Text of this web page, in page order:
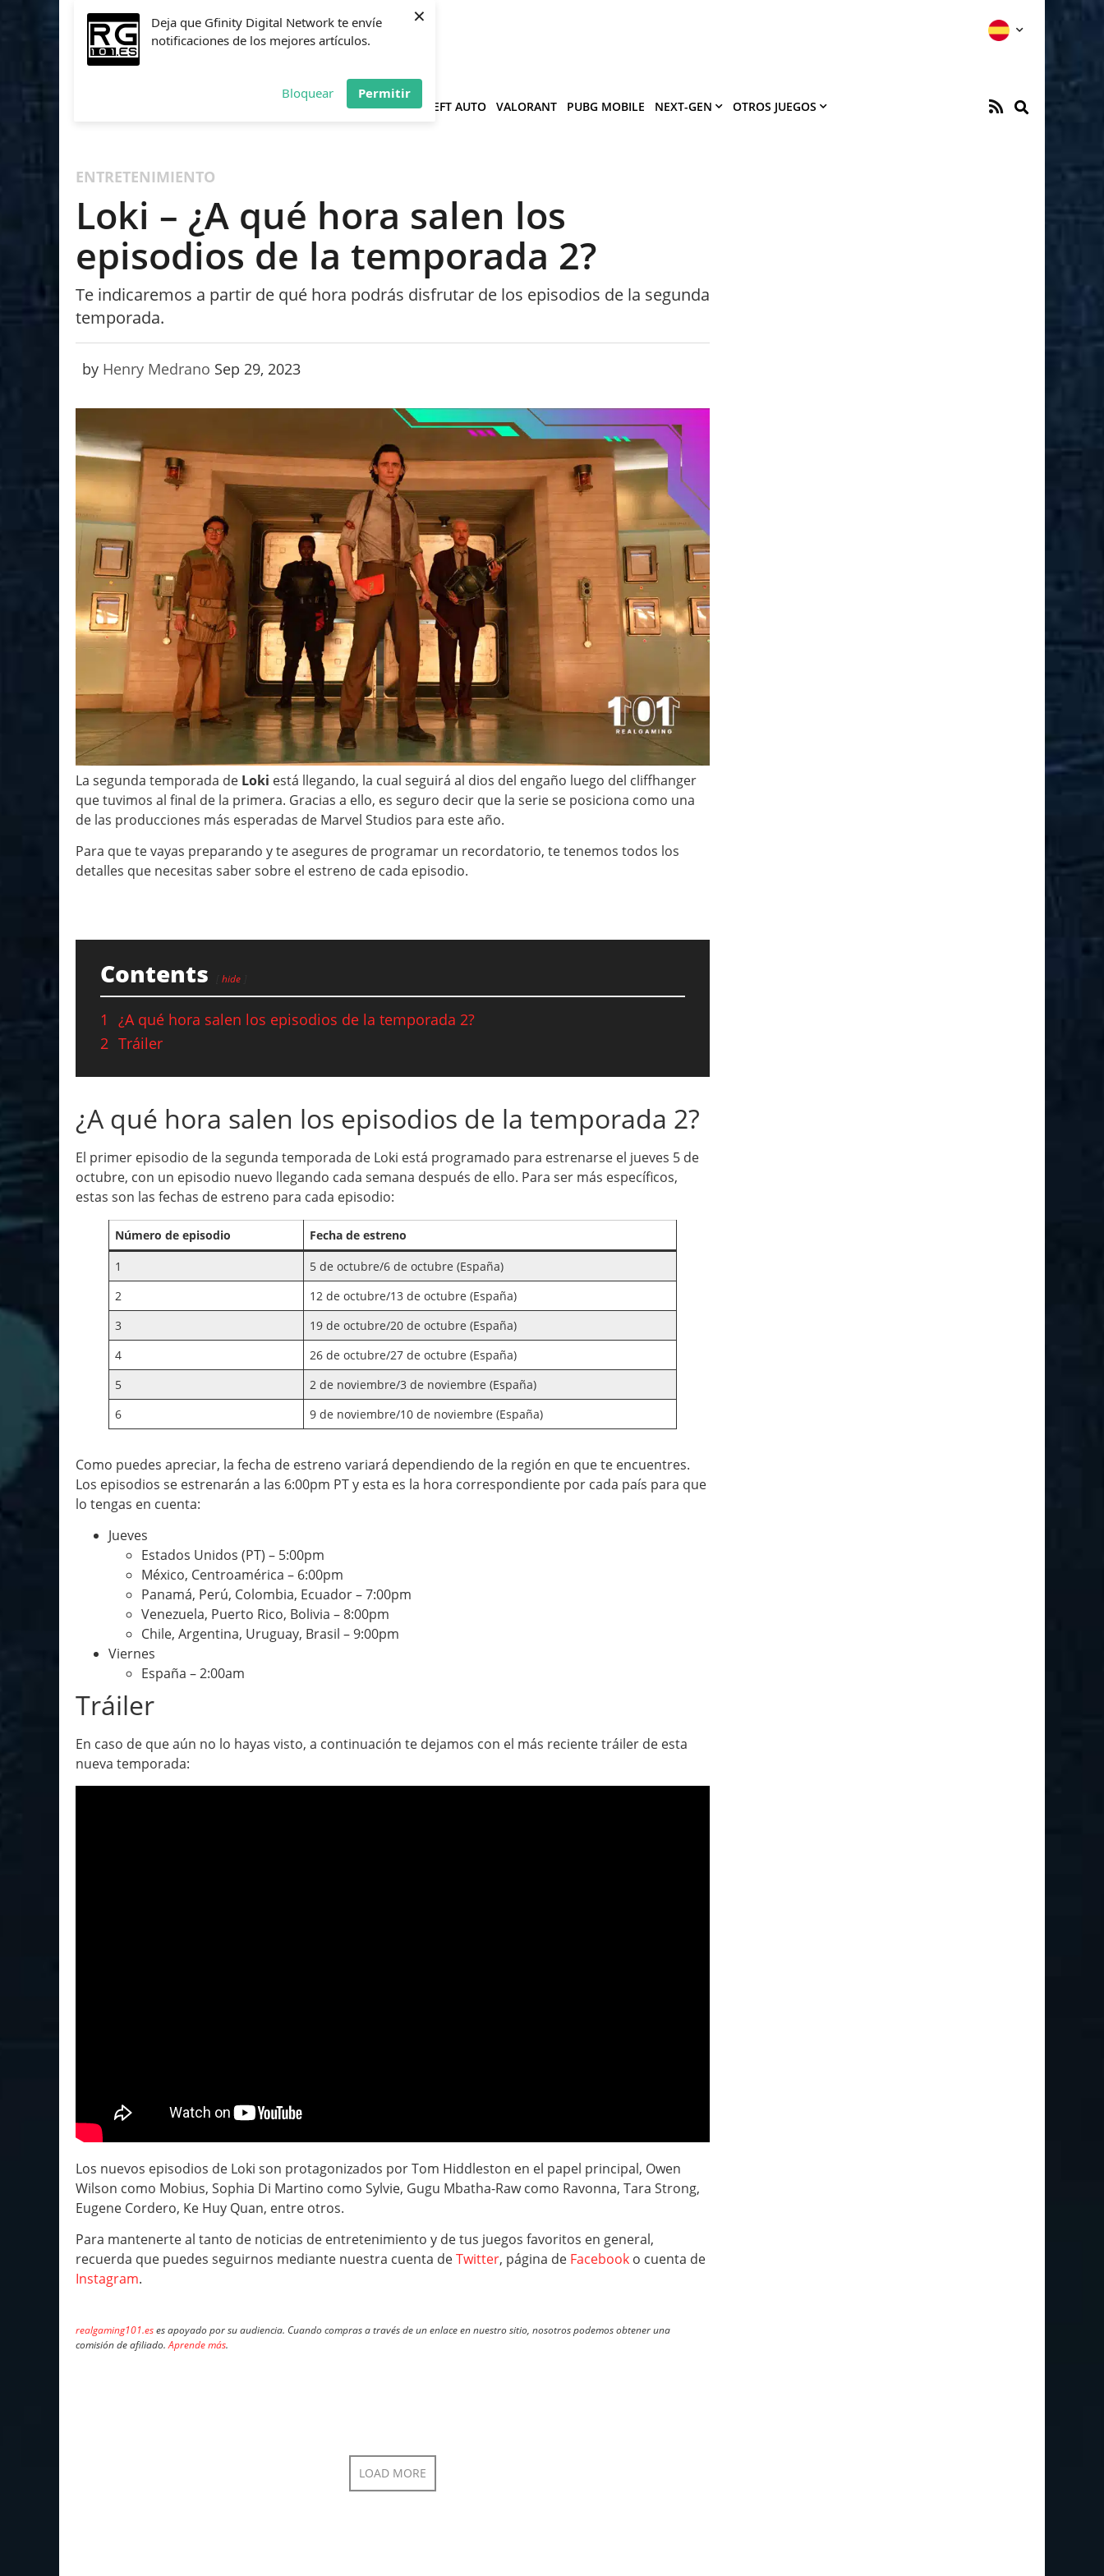
Deja que Gfinity Digital Network te envíe
notificaciones de los mejores artículos.
Bloquear Permitir
×
FORTNITE PES GRAND THEFT AUTO VALORANT PUBG MOBILE NEXT-GEN OTROS JUEGOS
ENTRETENIMIENTO
Loki – ¿A qué hora salen los
episodios de la temporada 2?
Te indicaremos a partir de qué hora podrás disfrutar de los episodios de la segunda
temporada.
by Henry Medrano Sep 29, 2023
La segunda temporada de Loki está llegando, la cual seguirá al dios del engaño luego del cliffhanger
que tuvimos al final de la primera. Gracias a ello, es seguro decir que la serie se posiciona como una
de las producciones más esperadas de Marvel Studios para este año.
Para que te vayas preparando y te asegures de programar un recordatorio, te tenemos todos los
detalles que necesitas saber sobre el estreno de cada episodio.
Contents hide
1
¿A qué hora salen los episodios de la temporada 2?
2 Tráiler
¿A qué hora salen los episodios de la temporada 2?
El primer episodio de la segunda temporada de Loki está programado para estrenarse el jueves 5 de
octubre, con un episodio nuevo llegando cada semana después de ello. Para ser más específicos,
estas son las fechas de estreno para cada episodio:
Número de episodio
Fecha de estreno
1
5 de octubre/6 de octubre (España)
2
12 de octubre/13 de octubre (España)
3
19 de octubre/20 de octubre (España)
4
26 de octubre/27 de octubre (España)
5
2 de noviembre/3 de noviembre (España)
6
9 de noviembre/10 de noviembre (España)
Como puedes apreciar, la fecha de estreno variará dependiendo de la región en que te encuentres.
Los episodios se estrenarán a las 6:00pm PT y esta es la hora correspondiente por cada país para que
lo tengas en cuenta:
Jueves
Estados Unidos (PT) – 5:00pm
México, Centroamérica – 6:00pm
Panamá, Perú, Colombia, Ecuador – 7:00pm
Venezuela, Puerto Rico, Bolivia – 8:00pm
Chile, Argentina, Uruguay, Brasil – 9:00pm
Viernes
España – 2:00am
Tráiler
En caso de que aún no lo hayas visto, a continuación te dejamos con el más reciente tráiler de esta
nueva temporada:
Los nuevos episodios de Loki son protagonizados por Tom Hiddleston en el papel principal, Owen
Wilson como Mobius, Sophia Di Martino como Sylvie, Gugu Mbatha-Raw como Ravonna, Tara Strong,
Eugene Cordero, Ke Huy Quan, entre otros.
Para mantenerte al tanto de noticias de entretenimiento y de tus juegos favoritos en general,
recuerda que puedes seguirnos mediante nuestra cuenta deTwitter, página de Facebook o cuenta de
Instagram.
realgaming101.eses apoyado por su audiencia. Cuando compras a través de un enlace en nuestro sitio, nosotros podemos obtener una
comisión de afiliado.Aprende más.
LOAD MORE